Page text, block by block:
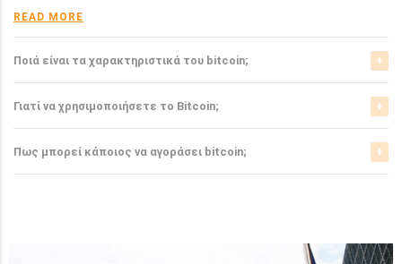
READ MORE
Ποιά είναι τα χαρακτηριστικά του bitcoin;
Το bitcoin έχει αρκετά σημαντικά χαρακτηριστικά που το
ξεχωρίζουν από τα ελεγχόμενα-από-κυβερνήσεις
νομίσματα.
READ MORE
Γιατί να χρησιμοποιήσετε το Bitcoin;
Το bitcoin είναι μια σχετικά νέα μορφή νομίσματος, η
οποία τώρα αρχίζει να γίνεται αποδεκτή από μιά μεγάλη
μερίδα του
Πως μπορεί κάποιος να αγοράσει bitcoin;
Μπορείτε να αγοράσετε bitcoin είτε από τα αντίστοιχα